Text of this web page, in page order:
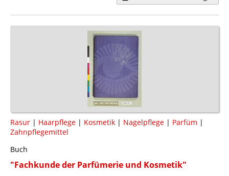
Rasur | Haarpflege | Kosmetik | Nagelpflege | Parfüm |
Zahnpflegemittel
Buch
"Fachkunde der Parfümerie und Kosmetik"